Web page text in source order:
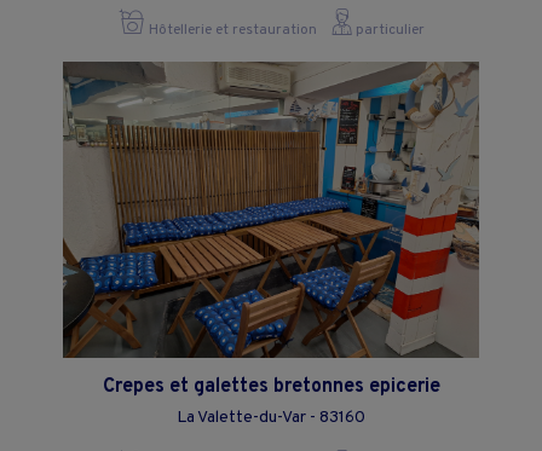
Hôtellerie et restauration particulier
Crepes et galettes bretonnes epicerie
La Valette-du-Var - 83160